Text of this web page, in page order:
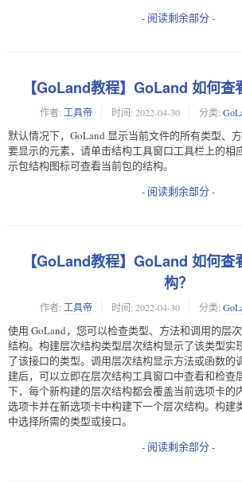
- 阅读剩余部分 -
【GoLand教程】GoLand 如何查
作者: 工具帝 时间: 2022-04-30 分类:
默认情况下，GoLand 显示当前文件的所有类型、
要显示的元素，请单击结构工具窗口工具栏上的相
示包结构图标可查看当前包的结构。
- 阅读剩余部分 -
【GoLand教程】GoLand 如何查
构？
作者: 工具帝 时间: 2022-04-30 分类:
使用 GoLand，您可以检查类型、方法和调用的层
结构。构建层次结构 类型层次结构显示了该类型实
了该接口的类型。调用层次结构显示方法或函数的
建后，可以立即在层次结构工具窗口中查看和检查
下，每个新构建的层次结构都会覆盖当前选项卡的
选项卡并在新选项卡中构建下一个层次结构。构建
中选择所需的类型或接口。
- 阅读剩余部分 -